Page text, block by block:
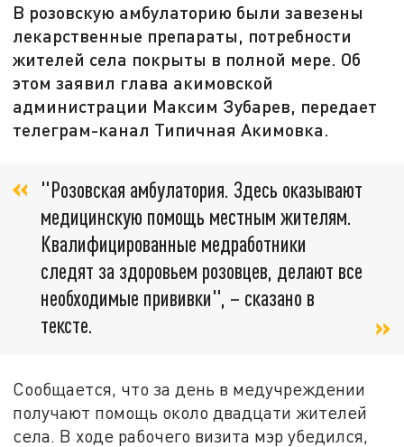
В розовскую амбулаторию были завезены
лекарственные препараты, потребности
жителей села покрыты в полной мере. Об
этом заявил глава акимовской
администрации Максим Зубарев, передает
телеграм-канал Типичная Акимовка.
"Розовская амбулатория. Здесь оказывают
медицинскую помощь местным жителям.
Квалифицированные медработники
следят за здоровьем розовцев, делают все
необходимые прививки", – сказано в
тексте.
Сообщается, что за день в медучреждении
получают помощь около двадцати жителей
села. В ходе рабочего визита мэр убедился,